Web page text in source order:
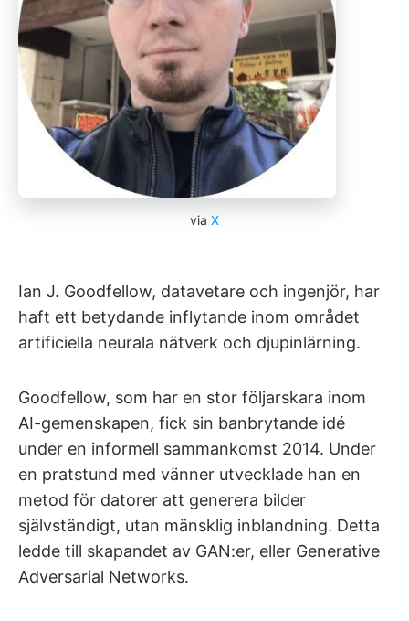
via X
Ian J. Goodfellow, datavetare och ingenjör, har
haft ett betydande inflytande inom området
artificiella neurala nätverk och djupinlärning.
Goodfellow, som har en stor följarskara inom
AI-gemenskapen, fick sin banbrytande idé
under en informell sammankomst 2014. Under
en pratstund med vänner utvecklade han en
metod för datorer att generera bilder
självständigt, utan mänsklig inblandning. Detta
ledde till skapandet av GAN:er, eller Generative
Adversarial Networks.